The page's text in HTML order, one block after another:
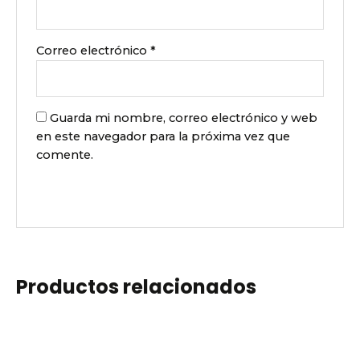
Correo electrónico*
Guarda mi nombre, correo electrónico y web
en este navegador para la próxima vez que
comente.
Productos relacionados